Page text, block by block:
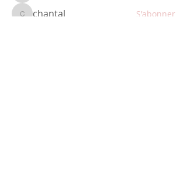
chantalchantal
S'abonner